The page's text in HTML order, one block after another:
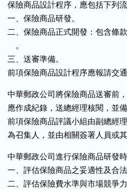
保險商品設計程序，應包括下列流
一、保險商品研發。
二、保險商品正式開發：包含條
    。
三、送審準備。
前項保險商品設計程序應報請交
中華郵政公司將保險商品送審前
應作成紀錄，送總經理核閱，並
前項保險商品評議小組由副總經
為召集人，並由相關簽署人員或
中華郵政公司進行保險商品研發
一、評估保險商品之妥適性及合法
二、評估保險費水準與市場競爭力